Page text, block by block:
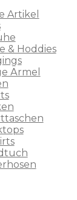
Artikel
& Hoddies
Ärmel